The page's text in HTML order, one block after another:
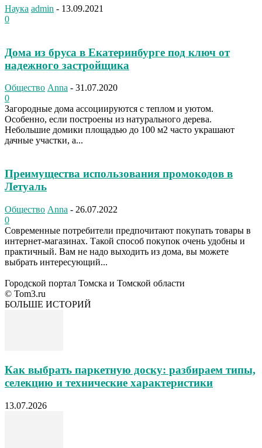
Наука admin - 13.09.2021
0
Дома из бруса в Екатеринбурге под ключ от
надежного застройщика
Общество Anna - 31.07.2020
0
Загородные дома ассоциируются с теплом и уютом.
Особенно, если построены из натурального дерева.
Небольшие домики площадью до 100 м2 часто украшают
дачные участки, а...
Преимущества использования промокодов в
Летуаль
Общество Anna - 26.07.2022
0
Современные потребители предпочитают покупать товары в
интернет-магазинах. Такой способ покупок очень удобны и
практичный. Вам не надо выходить из дома, вы можете
выбрать интересующий...
Городской портал Томска и Томской области
© Tom3.ru
БОЛЬШЕ ИСТОРИЙ
Как выбрать паркетную доску: разбираем типы,
селекцию и технические характеристики
13.07.2026